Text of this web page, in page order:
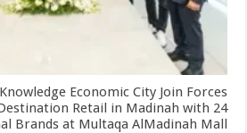
Economic City Join Forces
Retail in Madinah with 24
Brands at Multaqa AlMadinah Mall